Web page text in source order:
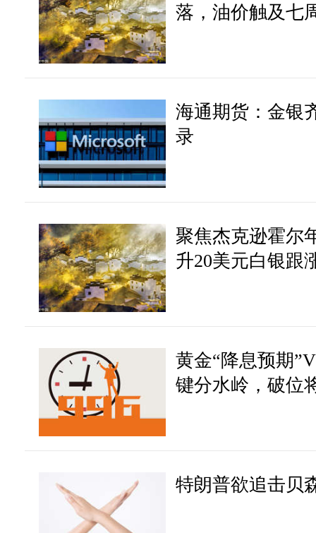
落，油价触及七
海通期货：金银
录
聚焦杰克逊霍尔
升20美元白银跟
黄金“降息预期
键分水岭，破位
特朗普欲追击贝